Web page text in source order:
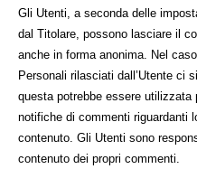
Gli Utenti, a seconda delle
dal Titolare, possono lasciare il
anche in forma anonima. Nel
Personali rilasciati dall’Utente ci
questa potrebbe essere utilizzata
notifiche di commenti riguardanti
contenuto. Gli Utenti sono
contenuto dei propri commenti.